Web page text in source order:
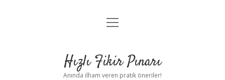
Anasayfa
Yasal Uyarı
menüyü
Hızlı Fikir Pınarı
Anında ilham veren pratik öneriler!